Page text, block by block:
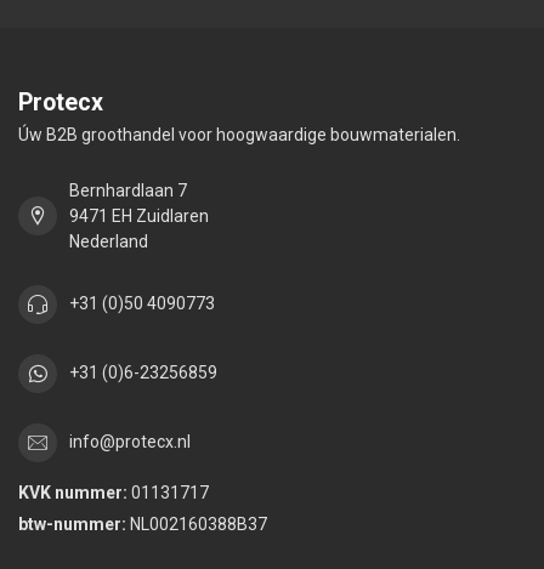
Protecx
Úw B2B groothandel voor hoogwaardige bouwmaterialen.
Bernhardlaan 7
9471 EH Zuidlaren
Nederland
+31 (0)50 4090773
+31 (0)6-23256859
info@protecx.nl
KVK nummer: 01131717
btw-nummer: NL002160388B37